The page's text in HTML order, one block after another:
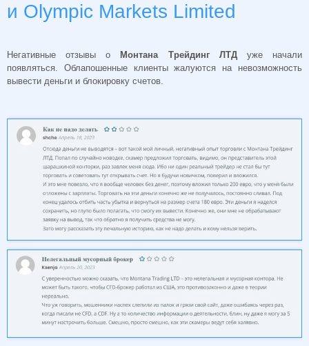
и Olympic Markets Limited
Негативные отзывы о Монтана Трейдинг ЛТДуже начали
появляться. Облапошенные клиенты жалуются на невозможность
вывести деньги и блокировку счетов.